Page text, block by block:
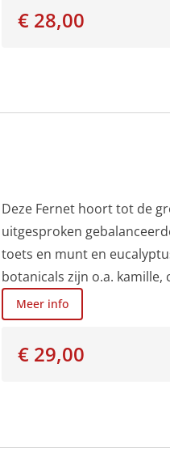
die opa Piero
berggebieden van Friuli
€ 28,00
Deze Fernet hoort tot de
uitgesproken
toets en munt en
botanicals zijn o.a.
verschillende kruiden,
gedrenkt en vervolgens
gedurende 40-60
van de gebruikte planten.
Meer info
€ 29,00